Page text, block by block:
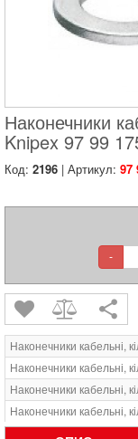
Наконечники
Knipex 97 99
Код: 2196 | Артикул: 97
-
Наконечники кабельні,
Наконечники кабельні,
Наконечники кабельні,
Наконечники кабельні,
Наконечники кабельні,